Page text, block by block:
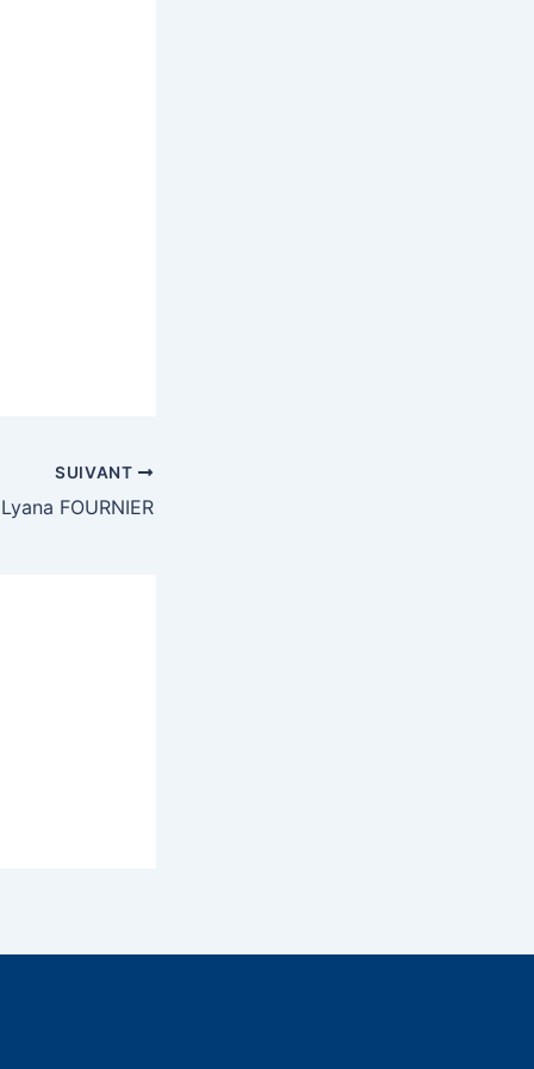
SUIVANT
Lyana FOURNIER